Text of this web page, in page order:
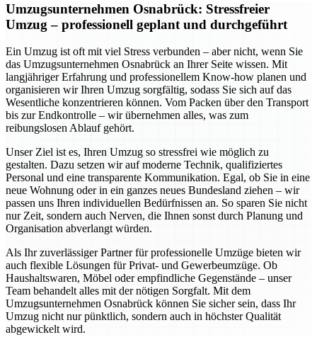
Umzugsunternehmen Osnabrück: Stressfreier
Umzug – professionell geplant und durchgeführt
Ein Umzug ist oft mit viel Stress verbunden – aber nicht, wenn Sie
das Umzugsunternehmen Osnabrück an Ihrer Seite wissen. Mit
langjähriger Erfahrung und professionellem Know-how planen und
organisieren wir Ihren Umzug sorgfältig, sodass Sie sich auf das
Wesentliche konzentrieren können. Vom Packen über den Transport
bis zur Endkontrolle – wir übernehmen alles, was zum
reibungslosen Ablauf gehört.
Unser Ziel ist es, Ihren Umzug so stressfrei wie möglich zu
gestalten. Dazu setzen wir auf moderne Technik, qualifiziertes
Personal und eine transparente Kommunikation. Egal, ob Sie in eine
neue Wohnung oder in ein ganzes neues Bundesland ziehen – wir
passen uns Ihren individuellen Bedürfnissen an. So sparen Sie nicht
nur Zeit, sondern auch Nerven, die Ihnen sonst durch Planung und
Organisation abverlangt würden.
Als Ihr zuverlässiger Partner für professionelle Umzüge bieten wir
auch flexible Lösungen für Privat- und Gewerbeumzüge. Ob
Haushaltswaren, Möbel oder empfindliche Gegenstände – unser
Team behandelt alles mit der nötigen Sorgfalt. Mit dem
Umzugsunternehmen Osnabrück können Sie sicher sein, dass Ihr
Umzug nicht nur pünktlich, sondern auch in höchster Qualität
abgewickelt wird.